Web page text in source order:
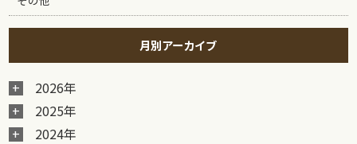
月別アーカイブ
2026年
2025年
2024年